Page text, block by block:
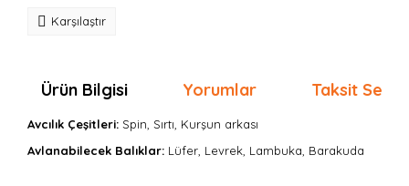
Karşılaştır
Ürün Bilgisi Yorumlar Taksit
Avcılık Çeşitleri: Spin, Sırtı, Kurşun arkası
Avlanabilecek Balıklar: Lüfer, Levrek, Lambuka, Barakuda